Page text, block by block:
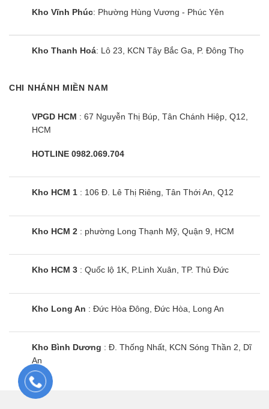
Kho Vĩnh Phúc: Phường Hùng Vương - Phúc Yên
Kho Thanh Hoá: Lô 23, KCN Tây Bắc Ga, P. Đông Thọ
CHI NHÁNH MIỀN NAM
VPGD HCM : 67 Nguyễn Thị Búp, Tân Chánh Hiệp, Q12,
HCM
HOTLINE 0982.069.704
Kho HCM 1 : 106 Đ. Lê Thị Riêng, Tân Thới An, Q12
Kho HCM 2 : phường Long Thạnh Mỹ, Quận 9, HCM
Kho HCM 3 : Quốc lộ 1K, P.Linh Xuân, TP. Thủ Đức
Kho Long An : Đức Hòa Đông, Đức Hòa, Long An
Kho Bình Dương : Đ. Thống Nhất, KCN Sóng Thần 2, Dĩ
An